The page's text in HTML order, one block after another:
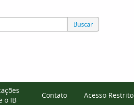
Buscar
o IB
Contato Acesso Restrito